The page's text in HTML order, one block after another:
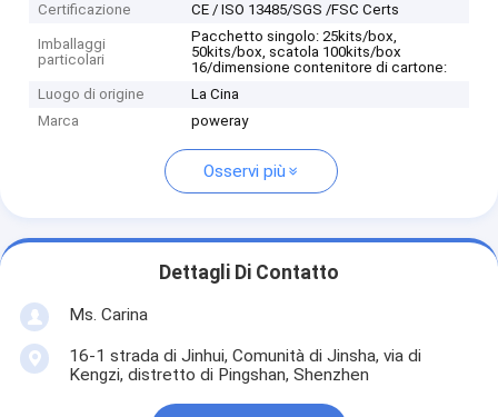
Certificazione CE / ISO 13485/SGS /FSC Certs
Imballaggi
particolari
Pacchetto singolo: 25kits/box,
50kits/box, scatola 100kits/box
16/dimensione contenitore di cartone:
Luogo di origine
La Cina
Marca
poweray
Osservi più
Dettagli Di Contatto
Ms. Carina
16-1 strada di Jinhui, Comunità di Jinsha, via di
Kengzi, distretto di Pingshan, Shenzhen